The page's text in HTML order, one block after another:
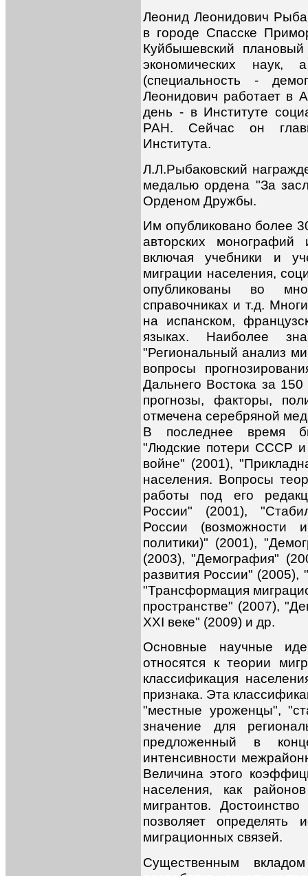
Леонид Леонидович
в городе Спасске
Куйбышевский
экономических
(специальность -
Леонидович работает в
день - в Институте
РАН. Сейчас он
Института.
Л.Л.Рыбаковский
медалью ордена "За
Орденом Дружбы.
Им опубликовано более
авторских
включая учебники и
миграции населения,
опубликованы во
справочниках и т.д.
на испанском,
языках. Наиболее
"Региональный анализ
вопросы
Дальнего Востока за
прогнозы, факторы,
отмечена серебряной
В последнее время
"Людские потери СССР и
войне" (2001),
населения. Вопросы
работы под его
России" (2001),
России (возможности
политики)" (2001),
(2003), "Демография"
развития России" (2005),
"Трансформация
пространстве" (2007),
XXI веке" (2009) и др.
Основные научные
относятся к теории
классификация
признака. Эта
"местные уроженцы",
значение для
предложенный в
интенсивности
Величина этого
населения, как
мигрантов.
позволяет определять
миграционных связей.
Существенным